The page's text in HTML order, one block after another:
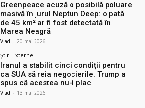
Greenpeace acuză o posibilă poluare
masivă în jurul Neptun Deep: o pată
de 45 km² ar fi fost detectată în
Marea Neagră
Vlad - 20 mai 2026
Știri Externe
Iranul a stabilit cinci condiții pentru
ca SUA să reia negocierile. Trump a
spus că acestea nu-i plac
Vlad - 13 mai 2026